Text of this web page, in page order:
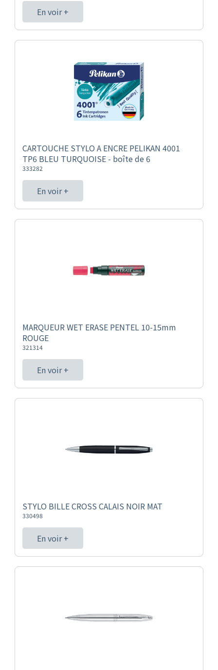
En voir +
CARTOUCHE STYLO A ENCRE PELIKAN 4001
TP6 BLEU TURQUOISE - boîte de 6
333282
En voir +
MARQUEUR WET ERASE PENTEL 10-15mm
ROUGE
321314
En voir +
STYLO BILLE CROSS CALAIS NOIR MAT
330498
En voir +